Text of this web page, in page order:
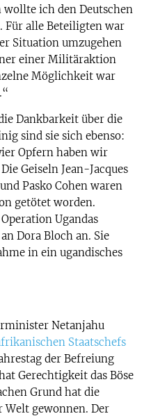
ich den Deutschen
Für alle Beteiligten war
Situation umzugehen
einer Militäraktion
Möglichkeit war
Dankbarkeit über die
sind sie sich ebenso:
Opfern haben wir
Geiseln Jean-Jacques
Pasko Cohen waren
getötet worden.
Ugandas
Dora Bloch an. Sie
in ein ugandisches
Netanjahu
Staatschefs
der Befreiung
Gerechtigkeit das Böse
Grund hat die
Welt gewonnen. Der